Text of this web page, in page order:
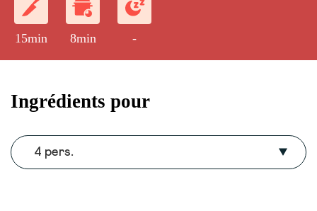
15min 8min -
Ingrédients pour
4 pers.